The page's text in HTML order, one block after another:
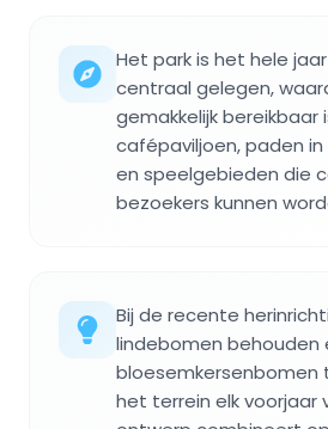
Het park is het hele
centraal gelegen,
gemakkelijk bereikbaar
cafépaviljoen, paden
en speelgebieden die
bezoekers kunnen
Bij de recente
lindebomen behouden
bloesemkersenbomen
het terrein elk voorjaar